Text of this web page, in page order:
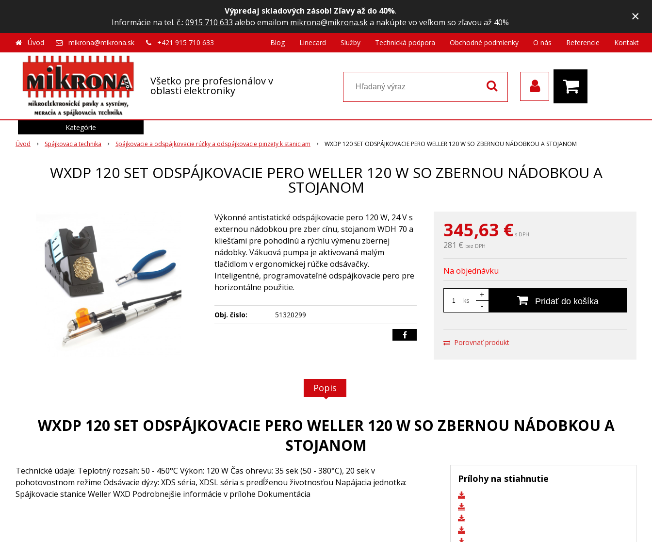
Výpredaj skladových zásob! Zľavy až do 40%.
Informácie na tel. č.: 0915 710 633 alebo emailom mikrona@mikrona.ska nakúpte vo veľkom so zľavou až 40% ×
Všetko pre profesionálov v
oblasti elektroniky
Úvod mikrona@mikrona.sk +421 915 710 633 Blog Linecard Služby Technická podpora Obchodné podmienky O nás Referencie Kontakt
Úvod Spájkovacia technika Spájkovacie a odspájkovacie rúčky a odspájkovacie pinzety k staniciam WXDP 120 SET ODSPÁJKOVACIE PERO WELLER 120 W SO ZBERNOU NÁDOBKOU A STOJANOM
WXDP 120 SET ODSPÁJKOVACIE PERO WELLER 120 W SO ZBERNOU NÁDOBKOU A
STOJANOM
345,63 € s DPH
281 € bez DPH
Na objednávku
ks
+
-
Pridať do košíka
Porovnať produkt
Výkonné antistatické odspájkovacie pero 120 W, 24 V s
externou nádobkou pre zber cínu, stojanom WDH 70 a
kliešťami pre pohodlnú a rýchlu výmenu zbernej
nádobky. Vákuová pumpa je aktivovaná malým
tlačidlom v ergonomickej rúčke odsávačky.
Inteligentné, programovateľné odspájkovacie pero pre
horizontálne použitie.
Obj. čislo: 51320299
Popis
WXDP 120 SET ODSPÁJKOVACIE PERO WELLER 120 W SO ZBERNOU NÁDOBKOU A
STOJANOM
Prílohy na stiahnutie
Technické údaje: Teplotný rozsah: 50 - 450°C Výkon: 120 W Čas ohrevu: 35 sek (50 - 380°C), 20 sek v
pohotovostnom režime Odsávacie dýzy: XDS séria, XDSL séria s predĺženou životnosťou Napájacia jednotka:
Spájkovacie stanice Weller WXD Podrobnejšie informácie v prílohe Dokumentácia
Kategórie